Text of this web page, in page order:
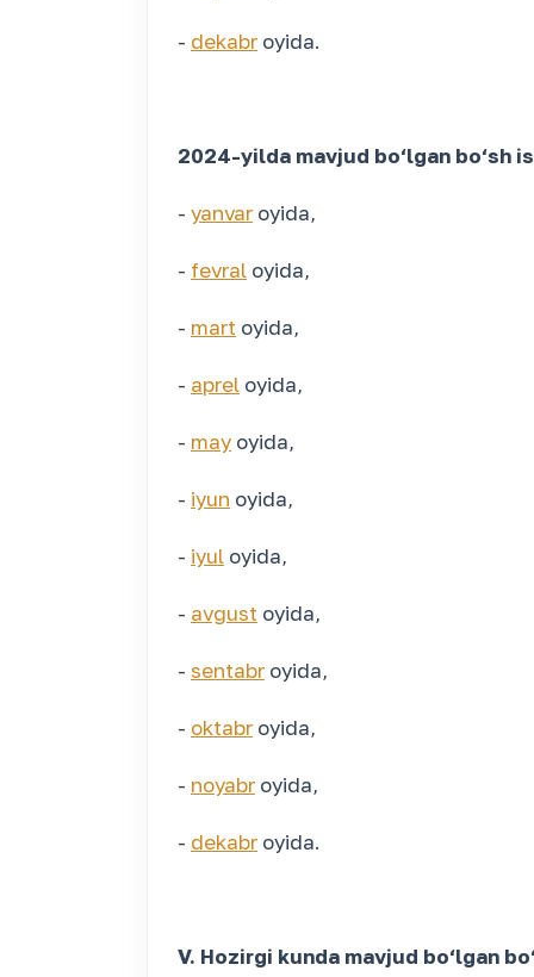
- dekabr oyida.
2024-yilda mavjud bo‘lgan bo‘sh
- yanvar oyida,
- fevral oyida,
- mart oyida,
- aprel oyida,
- may oyida,
- iyun oyida,
- iyul oyida,
- avgust oyida,
- sentabr oyida,
- oktabr oyida,
- noyabr oyida,
- dekabr oyida.
V. Hozirgi kunda mavjud bo‘lgan